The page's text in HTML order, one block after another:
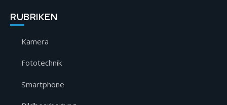
RUBRIKEN
Kamera
Fototechnik
Smartphone